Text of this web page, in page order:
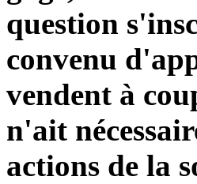
question
convenu
vendent à
n'ait
actions de la